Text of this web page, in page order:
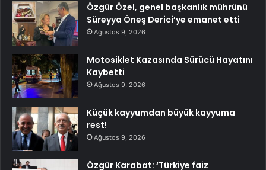
Özgür Özel, genel başkanlık mührünü
Süreyya Öneş Derici’ye emanet etti
Ağustos 9, 2026
Motosiklet Kazasında Sürücü Hayatını
Kaybetti
Ağustos 9, 2026
Küçük kayyumdan büyük kayyuma
rest!
Ağustos 9, 2026
Özgür Karabat: ‘Türkiye faiz